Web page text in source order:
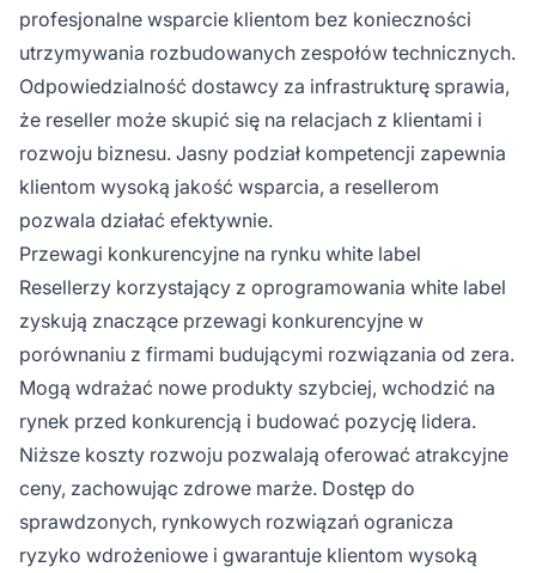
profesjonalne wsparcie klientom bez konieczności
utrzymywania rozbudowanych zespołów technicznych.
Odpowiedzialność dostawcy za infrastrukturę sprawia,
że reseller może skupić się na relacjach z klientami i
rozwoju biznesu. Jasny podział kompetencji zapewnia
klientom wysoką jakość wsparcia, a resellerom
pozwala działać efektywnie.
Przewagi konkurencyjne na rynku white label
Resellerzy korzystający z oprogramowania white label
zyskują znaczące przewagi konkurencyjne w
porównaniu z firmami budującymi rozwiązania od zera.
Mogą wdrażać nowe produkty szybciej, wchodzić na
rynek przed konkurencją i budować pozycję lidera.
Niższe koszty rozwoju pozwalają oferować atrakcyjne
ceny, zachowując zdrowe marże. Dostęp do
sprawdzonych, rynkowych rozwiązań ogranicza
ryzyko wdrożeniowe i gwarantuje klientom wysoką